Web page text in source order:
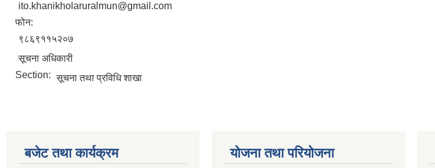
ito.khanikholaruralmun@gmail.com
फोन:
९८६९११५२०७
सूचना अधिकारी
Section: सूचना तथा प्रविधि शाखा
बजेट तथा कार्यक्रम योजना तथा परियोजना